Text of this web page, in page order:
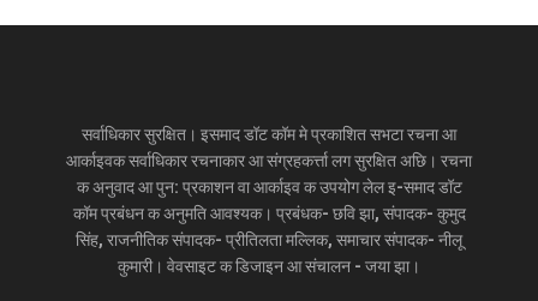
सर्वाधिकार सुरक्षित। इसमाद डॉट कॉम मे प्रकाशित सभटा रचना आ
आर्काइवक सर्वाधिकार रचनाकार आ संग्रहकर्त्ता लग सुरक्षित अछि। रचना
क अनुवाद आ पुन: प्रकाशन वा आर्काइव क उपयोग लेल इ-समाद डॉट
कॉम प्रबंधन क अनुमति आवश्यक। प्रबंधक- छवि झा, संपादक- कुमुद
सिंह, राजनीतिक संपादक- प्रीतिलता मल्लिक, समाचार संपादक- नीलू
कुमारी। वेवसाइट क डिजाइन आ संचालन - जया झा।